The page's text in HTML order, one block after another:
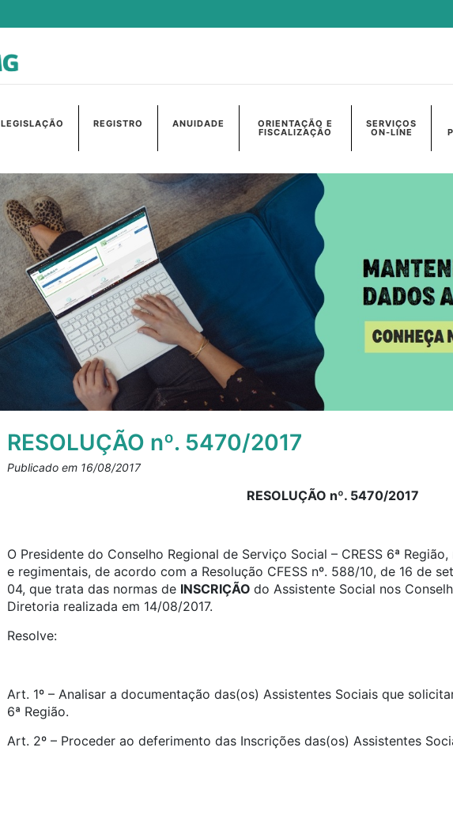
LEGISLAÇÃO REGISTRO ANUIDADE ORIENTAÇÃO E
FISCALIZAÇÃO
SERVIÇOS
ON-LINE
RESOLUÇÃO nº. 5470/2017
Publicado em 16/08/2017
RESOLUÇÃO nº. 5470/2017
O Presidente do Conselho Regional de Serviço Social – CRESS 6ª
e regimentais, de acordo com a Resolução CFESS nº. 588/10, de 16 de
04, que trata das normas de INSCRIÇÃO do Assistente Social nos
Diretoria realizada em 14/08/2017.
Resolve:
Art. 1º – Analisar a documentação das(os) Assistentes Sociais que
6ª Região.
Art. 2º – Proceder ao deferimento das Inscrições das(os) Assistentes